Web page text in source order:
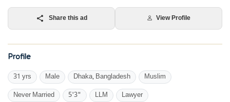
Share this ad View Profile
Profile
31 yrs Male Dhaka, Bangladesh Muslim
Never Married 5'3" LLM Lawyer